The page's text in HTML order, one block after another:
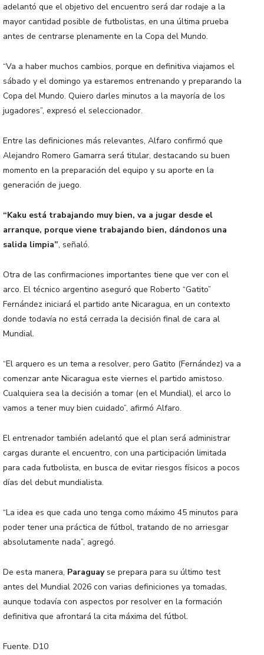
adelantó que el objetivo del encuentro será dar rodaje a la
mayor cantidad posible de futbolistas, en una última prueba
antes de centrarse plenamente en la Copa del Mundo.
“Va a haber muchos cambios, porque en definitiva viajamos el
sábado y el domingo ya estaremos entrenando y preparando la
Copa del Mundo. Quiero darles minutos a la mayoría de los
jugadores”, expresó el seleccionador.
Entre las definiciones más relevantes, Alfaro confirmó que
Alejandro Romero Gamarra será titular, destacando su buen
momento en la preparación del equipo y su aporte en la
generación de juego.
“Kaku está trabajando muy bien, va a jugar desde el
arranque, porque viene trabajando bien, dándonos una
salida limpia”, señaló.
Otra de las confirmaciones importantes tiene que ver con el
arco. El técnico argentino aseguró que Roberto “Gatito”
Fernández iniciará el partido ante Nicaragua, en un contexto
donde todavía no está cerrada la decisión final de cara al
Mundial.
“El arquero es un tema a resolver, pero Gatito (Fernández) va a
comenzar ante Nicaragua este viernes el partido amistoso.
Cualquiera sea la decisión a tomar (en el Mundial), el arco lo
vamos a tener muy bien cuidado”, afirmó Alfaro.
El entrenador también adelantó que el plan será administrar
cargas durante el encuentro, con una participación limitada
para cada futbolista, en busca de evitar riesgos físicos a pocos
días del debut mundialista.
“La idea es que cada uno tenga como máximo 45 minutos para
poder tener una práctica de fútbol, tratando de no arriesgar
absolutamente nada”, agregó.
De esta manera, Paraguayse prepara para su último test
antes del Mundial 2026 con varias definiciones ya tomadas,
aunque todavía con aspectos por resolver en la formación
definitiva que afrontará la cita máxima del fútbol.
Fuente. D10